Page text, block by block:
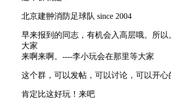
北京建翀消防足球队 since 2004
早来报到的同志，有机会入高层哦。所以
大家
来啊来啊。----李小玩会在那里等大家
这个群，可以发帖，可以讨论，可以开
肯定比这好玩！来吧